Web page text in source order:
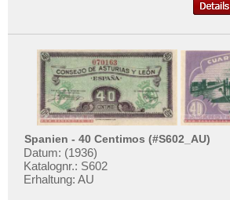
Spanien - 40 Centimos (#S602_AU)
Datum: (1936)
Katalognr.: S602
Erhaltung: AU